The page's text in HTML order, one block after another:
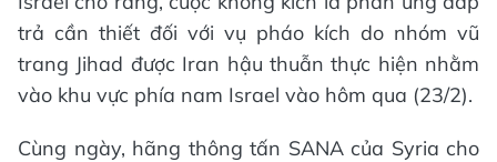
trả cần thiết đối với vụ pháo kích do nhóm vũ
trang Jihad được Iran hậu thuẫn thực hiện nhằm
vào khu vực phía nam Israel vào hôm qua (23/2).
Cùng ngày, hãng thông tấn SANA của Syria cho